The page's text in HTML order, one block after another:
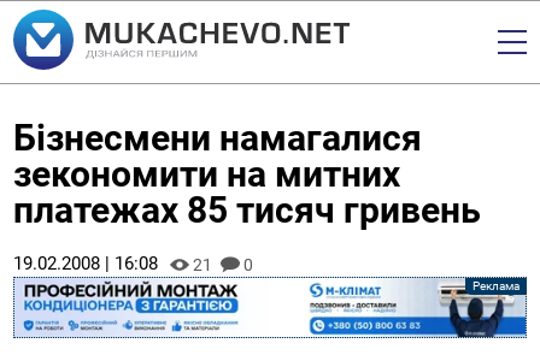
Бізнесмени намагалися
зекономити на митних
платежах 85 тисяч гривень
19.02.2008 | 16:08 21 0